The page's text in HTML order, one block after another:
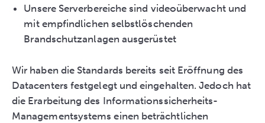
Unsere Serverbereiche sind videoüberwacht und
mit empfindlichen selbstlöschenden
Brandschutzanlagen ausgerüstet
Wir haben die Standards bereits seit Eröffnung des
Datacenters festgelegt und eingehalten. Jedoch hat
die Erarbeitung des Informationssicherheits-
Managementsystems einen beträchtlichen